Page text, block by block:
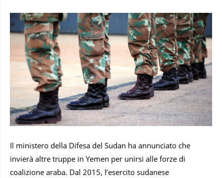
Il ministero della Difesa del Sudan ha annunciato che
invierà altre truppe in Yemen per unirsi alle forze di
coalizione araba. Dal 2015, l’esercito sudanese